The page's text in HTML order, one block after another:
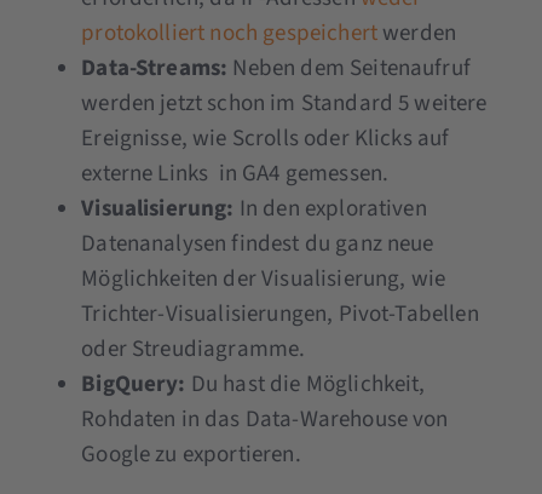
protokolliert noch gespeichertwerden
Data-Streams: Neben dem Seitenaufruf
werden jetzt schon im Standard 5 weitere
Ereignisse, wie Scrolls oder Klicks auf
externe Links in GA4 gemessen.
Visualisierung: In den explorativen
Datenanalysen findest du ganz neue
Möglichkeiten der Visualisierung, wie
Trichter-Visualisierungen, Pivot-Tabellen
oder Streudiagramme.
BigQuery: Du hast die Möglichkeit,
Rohdaten in das Data-Warehouse von
Google zu exportieren.